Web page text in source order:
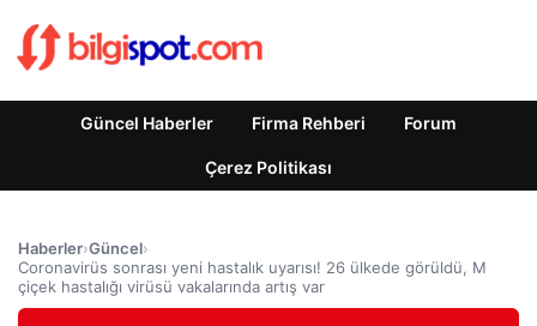
Güncel Haberler Firma Rehberi Forum
Çerez Politikası
Haberler›Güncel›
Coronavirüs sonrası yeni hastalık uyarısı! 26 ülkede görüldü, M
çiçek hastalığı virüsü vakalarında artış var